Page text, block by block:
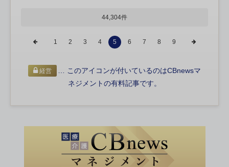
44,304件
1 2 3 4 5 6 7 8 9
経営
… このアイコンが付いているのはCBnewsマ
ネジメントの有料記事です。